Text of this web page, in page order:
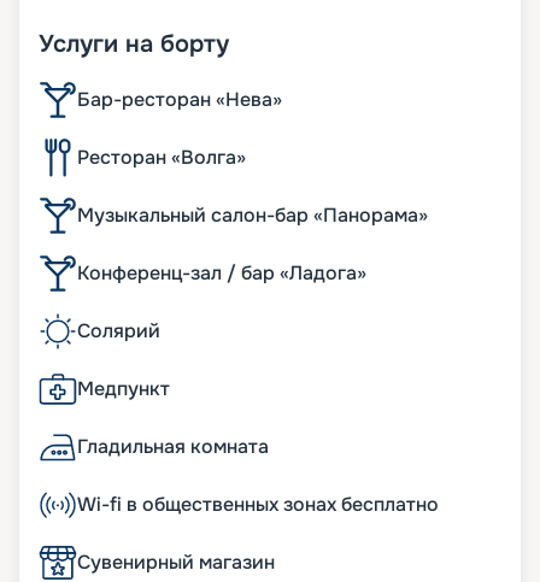
Услуги на борту
Бар-ресторан «Нева»
Ресторан «Волга»
Музыкальный салон-бар «Панорама»
Конференц-зал / бар «Ладога»
Солярий
Медпункт
Гладильная комната
Wi-fi в общественных зонах бесплатно
Сувенирный магазин